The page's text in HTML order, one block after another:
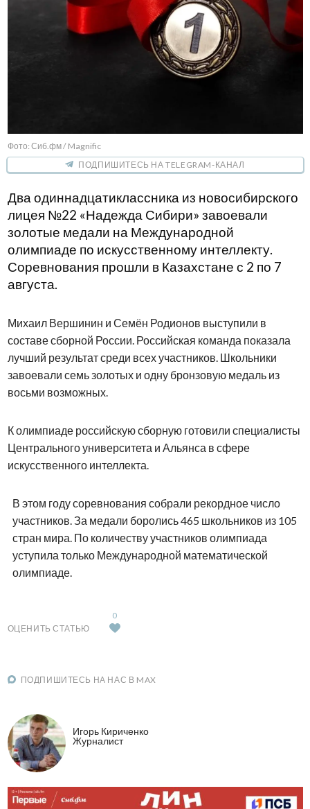
Фото: Сиб.фм / Magnific
ПОДПИШИТЕСЬ НА TELEGRAM-КАНАЛ
Два одиннадцатиклассника из новосибирского
лицея №22 «Надежда Сибири» завоевали
золотые медали на Международной
олимпиаде по искусственному интеллекту.
Соревнования прошли в Казахстане с 2 по 7
августа.
Михаил Вершинин и Семён Родионов выступили в
составе сборной России. Российская команда показала
лучший результат среди всех участников. Школьники
завоевали семь золотых и одну бронзовую медаль из
восьми возможных.
К олимпиаде российскую сборную готовили специалисты
Центрального университета и Альянса в сфере
искусственного интеллекта.
В этом году соревнования собрали рекордное число
участников. За медали боролись 465 школьников из 105
стран мира. По количеству участников олимпиада
уступила только Международной математической
олимпиаде.
ОЦЕНИТЬ СТАТЬЮ
0
ПОДПИШИТЕСЬ НА НАС В MAX
Игорь Кириченко
Журналист